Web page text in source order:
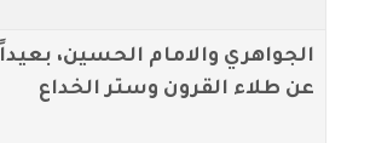
الجواهري والامام الحسين، بعيداً
عن طلاء القرون وستر الخداع